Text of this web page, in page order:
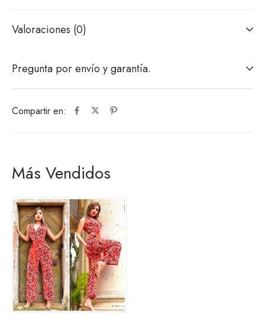
Compartir en:
Valoraciones (0)
Pregunta por envío y garantía.
Más Vendidos